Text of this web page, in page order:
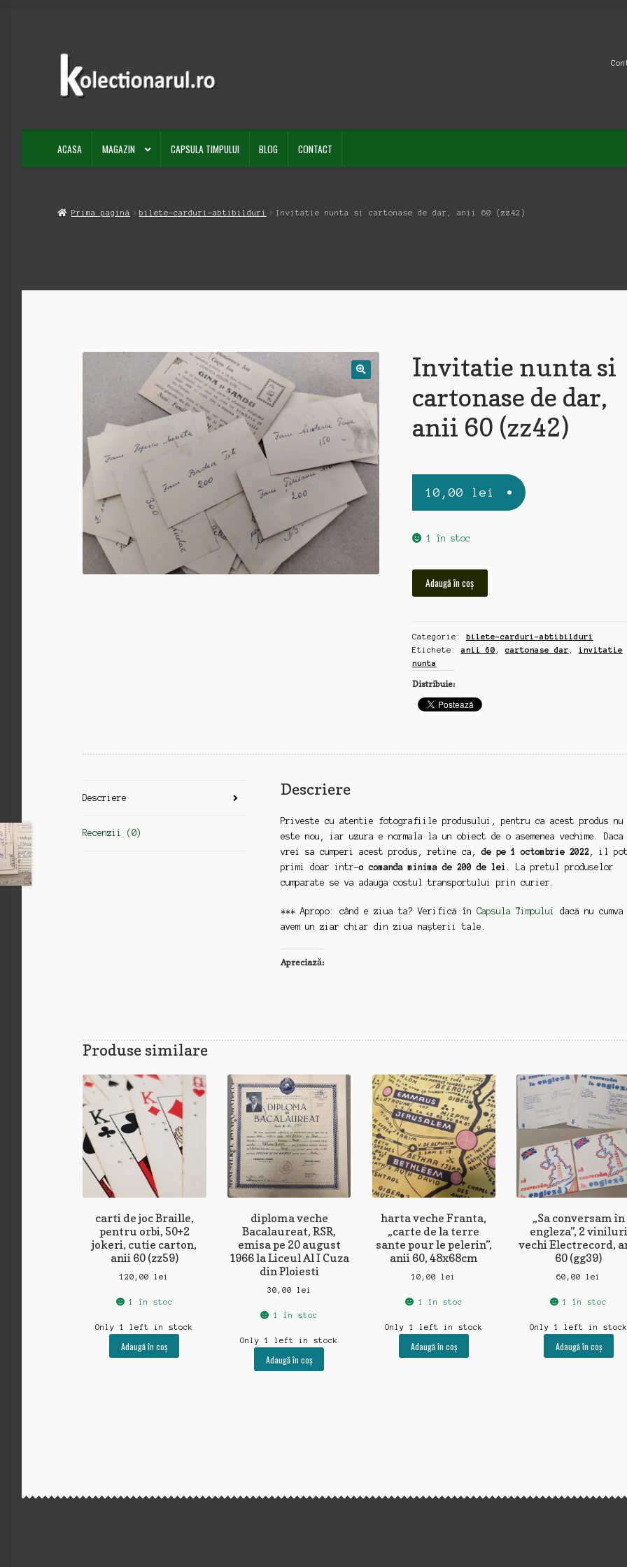
Sari
navigare
Sari
conținut
ACASA MAGAZIN CAPSULA TIMPULUI BLOG CONTACT
Prima pagină bilete-carduri-abtibilduri Invitatie nunta si cartonase de dar, anii 60 (zz42)
Invitatie nunta si
cartonase de dar,
anii 60 (zz42)
10,00 lei
1 în stoc
Invitatie
cartonase
de
dar,
anii
60
(zz42)
Adaugă în coș
Categorie:
bilete-carduri-abtibilduri
Etichete:anii 60 ,cartonase dar ,
invitatie
nunta
Distribuie:
Descriere
Recenzii (0)
Descriere
Priveste cu atentie fotografiile produsului, pentru ca acest produs nu
este nou, iar uzura e normala la un obiect de o asemenea vechime. Daca
vrei sa cumperi acest produs, retine ca,de pe 1 octombrie 2022, il
primi doar intr-o comanda minima de 200 de lei
. La pretul produselor
cumparate se va adauga costul transportului prin curier.
*** Apropo: când e ziua ta? Verifică în Capsula Timpului
dacă nu cumva
avem un ziar chiar din ziua nașterii tale.
Apreciază:
Produse similare
carti de joc Braille,
pentru orbi, 50+2
jokeri, cutie carton,
anii 60 (zz59)
120,00lei
1 în stoc
Only 1 left in stock
Adaugă în coș
diploma veche
Bacalaureat, RSR,
emisa pe 20 august
1966 la Liceul Al I Cuza
din Ploiesti
30,00 lei
1 în stoc
Only 1 left in stock
Adaugă în coș
harta veche Franta,
„carte de la terre
sante pour le pelerin”,
anii 60, 48x68cm
10,00lei
1 în stoc
Only 1 left in stock
Adaugă în coș
„Sa conversam in
engleza”, 2 viniluri
vechi Electrecord,
60 (gg39)
60,00lei
1 în stoc
Only 1 left in stock
Adaugă în coș